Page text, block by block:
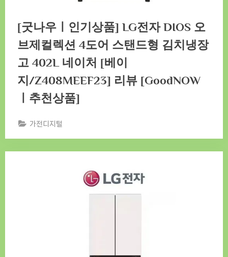
[굿나우ㅣ인기상품] LG전자 DIOS 오
브제컬렉션 4도어 스탠드형 김치냉장
고 402L 네이처 [베이
지/Z408MEEF23] 리뷰 [GoodNOW
ㅣ추천상품]
가전디지털